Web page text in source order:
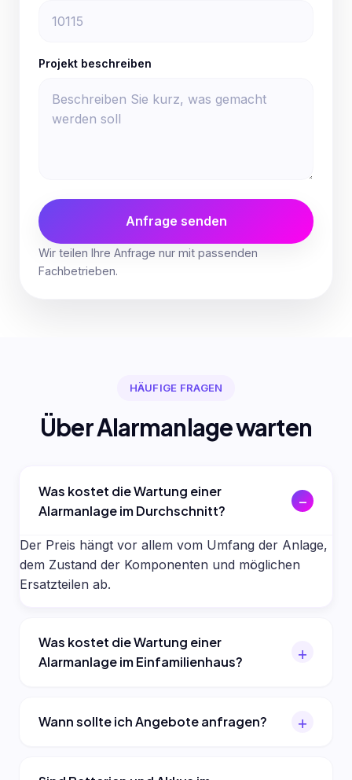
Projekt beschreiben
Anfrage senden
Wir teilen Ihre Anfrage nur mit passenden
Fachbetrieben.
HÄUFIGE FRAGEN
Über Alarmanlage warten
Was kostet die Wartung einer
Alarmanlage im Durchschnitt?
Der Preis hängt vor allem vom Umfang der Anlage,
dem Zustand der Komponenten und möglichen
Ersatzteilen ab.
Was kostet die Wartung einer
Alarmanlage im Einfamilienhaus?
Wann sollte ich Angebote anfragen?